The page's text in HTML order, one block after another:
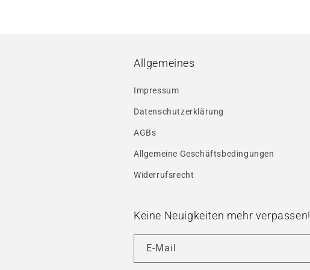
Allgemeines
Impressum
Datenschutzerklärung
AGBs
Allgemeine Geschäftsbedingungen
Widerrufsrecht
Keine Neuigkeiten mehr verpassen!
E-Mail